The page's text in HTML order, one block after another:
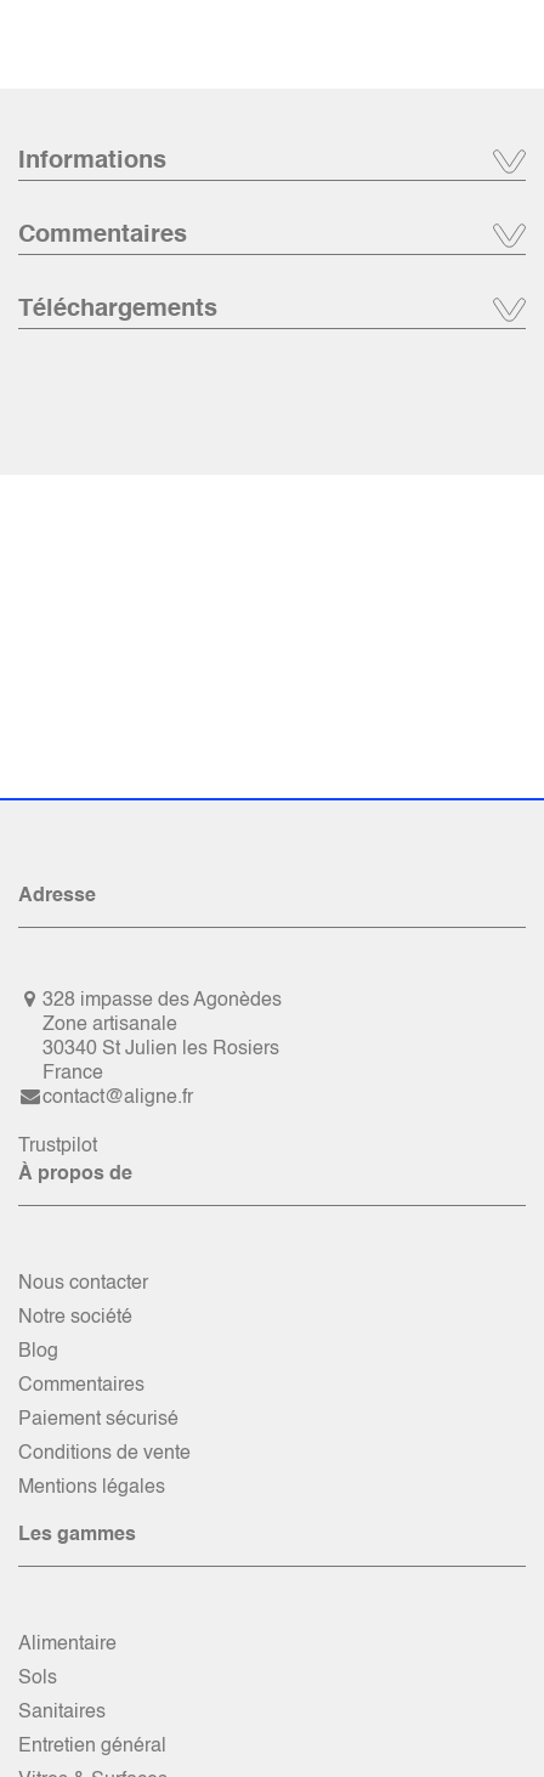
Informations
Commentaires
Téléchargements
Adresse
328 impasse des Agonèdes
Zone artisanale
30340 St Julien les Rosiers
France
contact@aligne.fr
Trustpilot
À propos de
Nous contacter
Notre société
Blog
Commentaires
Paiement sécurisé
Conditions de vente
Mentions légales
Les gammes
Alimentaire
Sols
Sanitaires
Entretien général